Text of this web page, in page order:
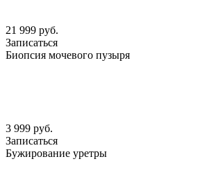
21 999 руб.
Записаться
Биопсия мочевого пузыря
3 999 руб.
Записаться
Бужирование уретры